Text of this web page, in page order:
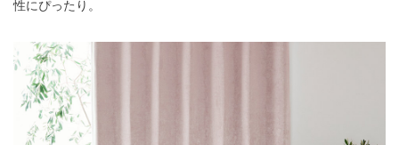
性にぴったり。